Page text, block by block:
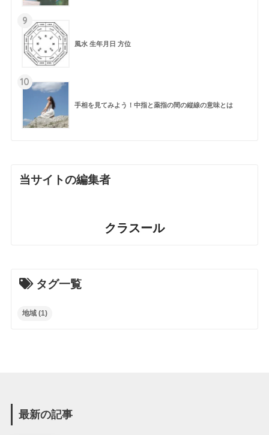
9
風水 生年月日 方位
10
手相を見てみよう！中指と薬指の間の縦線の意味とは
当サイトの編集者
クラスール
タグ一覧
地域(1)
最新の記事